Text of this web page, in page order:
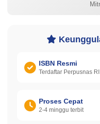
ISBN Resmi
Terdaftar Perpusnas RI
Proses Cepat
2-4 minggu terbit